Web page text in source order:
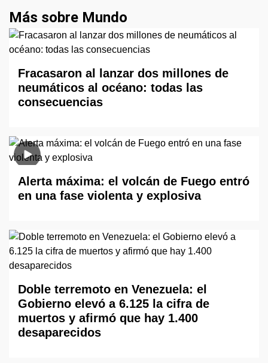
Más sobre Mundo
Fracasaron al lanzar dos millones de
neumáticos al océano: todas las
consecuencias
Alerta máxima: el volcán de Fuego entró
en una fase violenta y explosiva
Doble terremoto en Venezuela: el
Gobierno elevó a 6.125 la cifra de
muertos y afirmó que hay 1.400
desaparecidos